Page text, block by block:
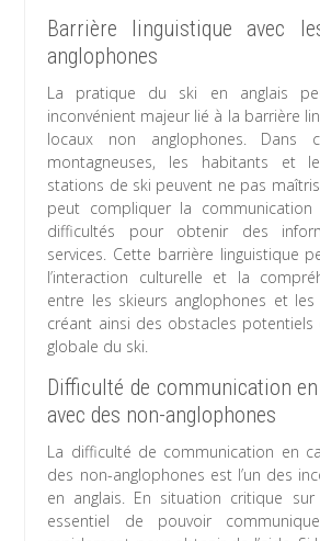
Barrière linguistique avec
anglophones
La pratique du ski en anglais
inconvénient majeur lié à la barrière
locaux non anglophones. Dans
montagneuses, les habitants et
stations de ski peuvent ne pas
peut compliquer la
difficultés pour obtenir des
services. Cette barrière linguistique
l’interaction culturelle et la
entre les skieurs anglophones et les
créant ainsi des obstacles potentiels
globale du ski.
Difficulté de communication en
avec des non-anglophones
La difficulté de communication en
des non-anglophones est l’un des
en anglais. En situation critique
essentiel de pouvoir